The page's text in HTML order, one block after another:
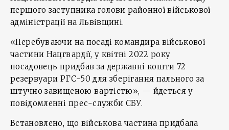
першого заступника голови районної військової
адміністрації на Львівщині.
«Перебуваючи на посаді командира військової
частини Нацгвардії, у квітні 2022 року
посадовець придбав за державні кошти 72
резервуари РГС-50 для зберігання пального за
штучно завищеною вартістю», — йдеться у
повідомленні прес-служби СБУ.
Встановлено, що військова частина придбала